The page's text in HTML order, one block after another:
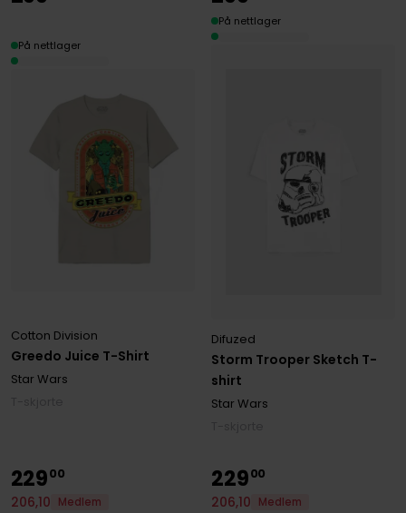
Greedo Juice T-Shirt
Cotton Division
Star Wars
På nettlager
Storm Trooper Sketch T-
shirt
Difuzed
Star Wars
På nettlager
22900
206,10
Medlem
22900
206,10
Medlem